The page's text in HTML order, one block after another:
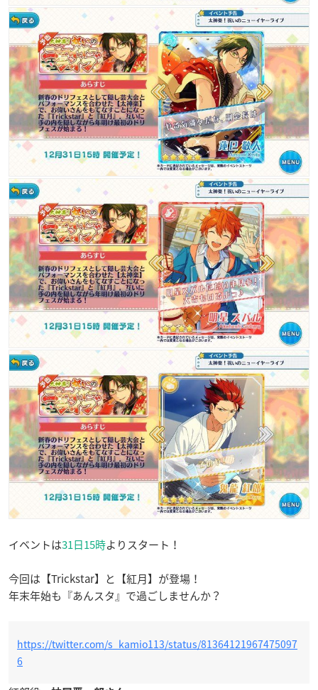
イベントは31日15時よりスタート！
今回は【Trickstar】と【紅月】が登場！
年末年始も『あんスタ』で過ごしませんか？
https://twitter.com/s_kamio113/status/81364121967475097
6